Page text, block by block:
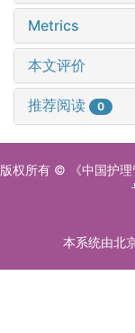
Metrics
本文评价
推荐阅读 0
版权所有 © 《中国护
本系统由北